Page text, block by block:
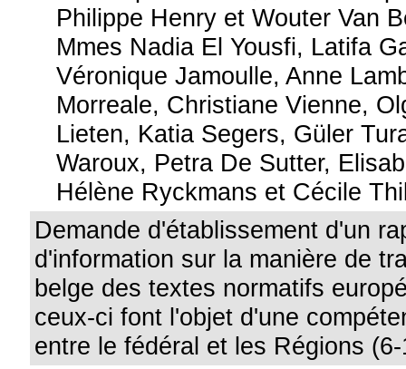
Philippe Henry et Wouter Van
Mmes Nadia El Yousfi, Latifa
Véronique Jamoulle, Anne
Morreale, Christiane Vienne,
Lieten, Katia Segers, Güler
Waroux, Petra De Sutter,
Hélène Ryckmans et Cécile
Demande d'établissement d'un
d'information sur la manière de
belge des textes normatifs
ceux-ci font l'objet d'une
entre le fédéral et les Régions (6-